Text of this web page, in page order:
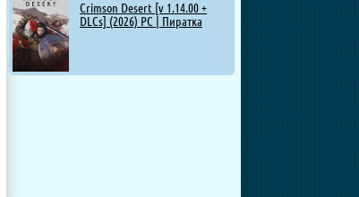
Crimson Desert [v 1.14.00 +
DLCs] (2026) PC | Пиратка